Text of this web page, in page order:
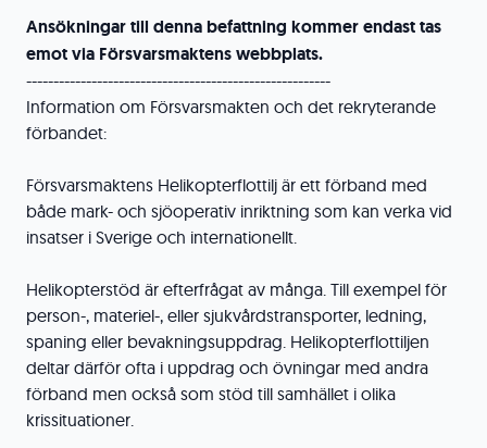
Ansökningar till denna befattning kommer endast tas
emot via Försvarsmaktens webbplats.
--------------------------------------------------------
Information om Försvarsmakten och det rekryterande
förbandet:
Försvarsmaktens Helikopterflottilj är ett förband med
både mark- och sjöoperativ inriktning som kan verka vid
insatser i Sverige och internationellt.
Helikopterstöd är efterfrågat av många. Till exempel för
person-, materiel-, eller sjukvårdstransporter, ledning,
spaning eller bevakningsuppdrag. Helikopterflottiljen
deltar därför ofta i uppdrag och övningar med andra
förband men också som stöd till samhället i olika
krissituationer.